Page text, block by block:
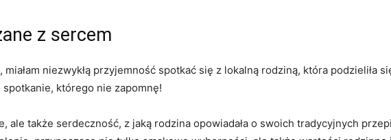
z sercem
niezwykłą przyjemność spotkać się ⁣z lokalną rodziną, która⁤ podzieliła
którego⁣ nie zapomnę!
ale także⁢ serdeczność, z ‍jaką rodzina ‍opowiadała⁤ o ⁣swoich⁣ tradycyjnych